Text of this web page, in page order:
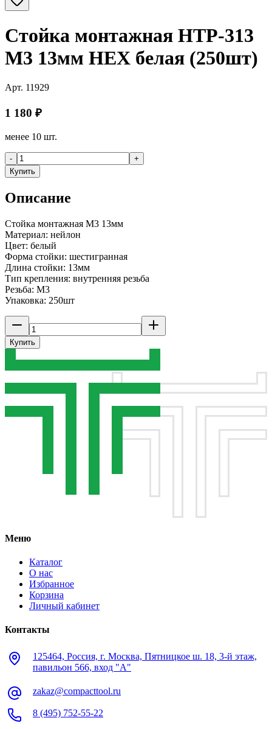
Стойка монтажная HTP-313
M3 13мм HEX белая (250шт)
Арт. 11929
1 180 ₽
менее 10 шт.
-
+
Купить
Описание
Стойка монтажная M3 13мм
Материал: нейлон
Цвет: белый
Форма стойки: шестигранная
Длина стойки: 13мм
Тип крепления: внутренняя резьба
Резьба: M3
Упаковка: 250шт
Купить
Меню
Каталог
О нас
Избранное
Корзина
Личный кабинет
Контакты
125464, Россия, г. Москва, Пятницкое ш. 18, 3-й этаж,
павильон 566, вход "А"
zakaz@compacttool.ru
8 (495) 752-55-22